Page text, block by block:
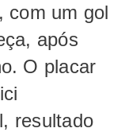
com um gol
após
O placar
resultado